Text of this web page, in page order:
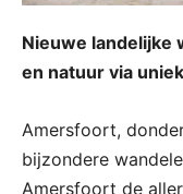
Nieuwe landelijke
en natuur via
Amersfoort,
bijzondere
Amersfoort de